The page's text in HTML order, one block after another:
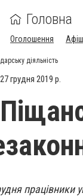
Головна
Оголошення
діяльність
грудня 2019 р.
працівники